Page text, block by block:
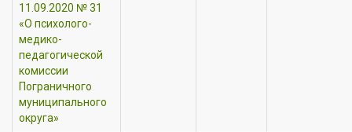
11.09.2020 № 31
«О психолого-
медико-
педагогической
комиссии
Пограничного
муниципального
округа»